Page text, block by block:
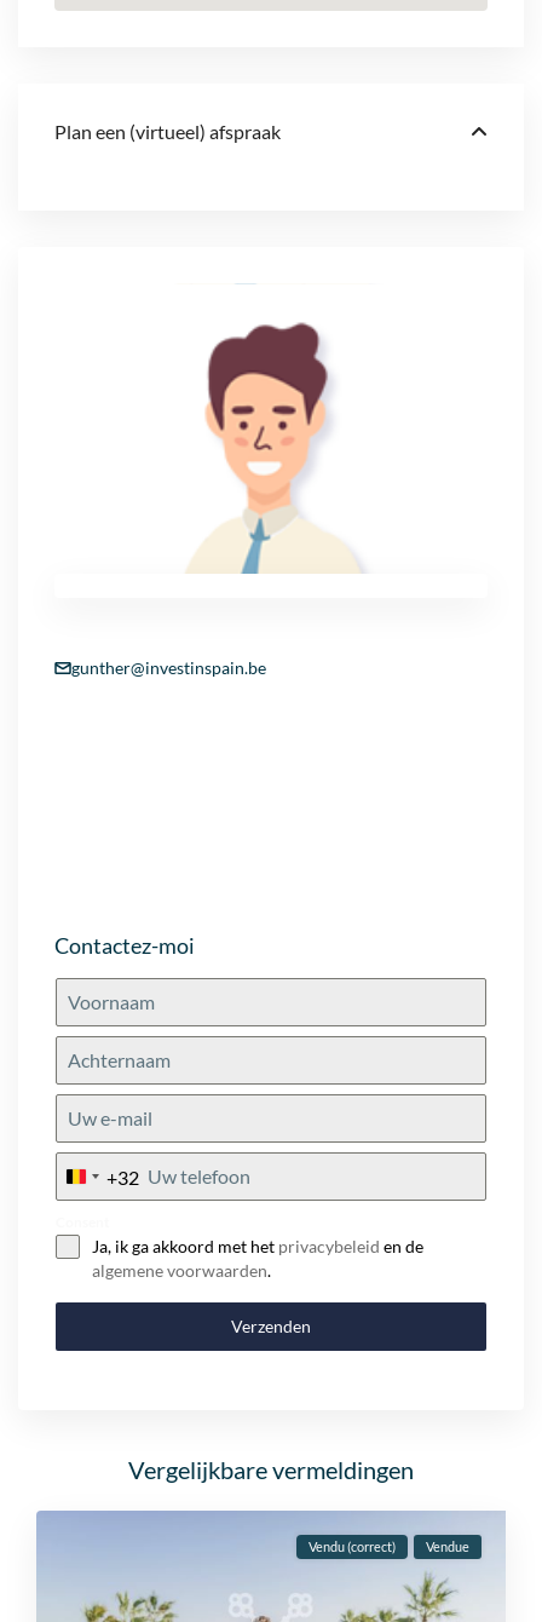
Plan een (virtueel) afspraak
gunther@investinspain.be
Contactez-moi
Belgium
+32
Ja, ik ga akkoord met het privacybeleid en de
algemene voorwaarden.
Verzenden
Vergelijkbare vermeldingen
Vendu (correct) Vendue